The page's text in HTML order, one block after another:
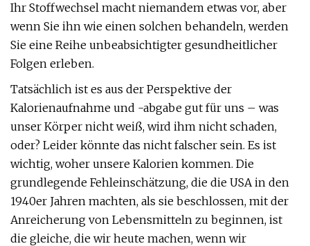
Ihr Stoffwechsel macht niemandem etwas vor, aber
wenn Sie ihn wie einen solchen behandeln, werden
Sie eine Reihe unbeabsichtigter gesundheitlicher
Folgen erleben.
Tatsächlich ist es aus der Perspektive der
Kalorienaufnahme und -abgabe gut für uns – was
unser Körper nicht weiß, wird ihm nicht schaden,
oder? Leider könnte das nicht falscher sein. Es ist
wichtig, woher unsere Kalorien kommen. Die
grundlegende Fehleinschätzung, die die USA in den
1940er Jahren machten, als sie beschlossen, mit der
Anreicherung von Lebensmitteln zu beginnen, ist
die gleiche, die wir heute machen, wenn wir